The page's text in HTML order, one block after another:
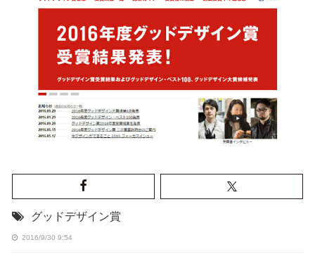
グッドデザイン賞
2016/9/30 9:54